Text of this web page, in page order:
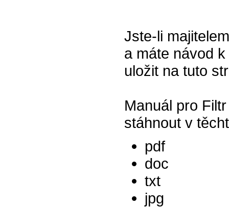
Jste-li
a máte návod
uložit na tuto
Manuál pro
stáhnout v
pdf
doc
txt
jpg